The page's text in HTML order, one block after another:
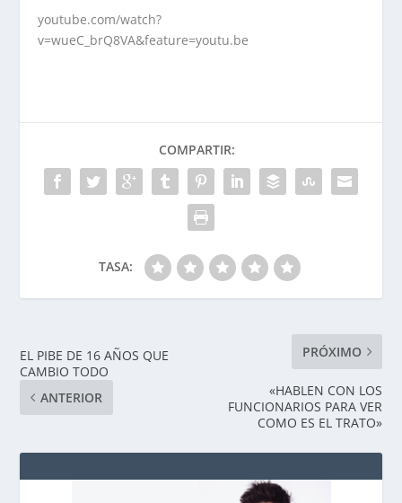
youtube.com/watch?
v=wueC_brQ8VA&feature=youtu.be
COMPARTIR:
TASA:
EL PIBE DE 16 AÑOS QUE
CAMBIO TODO
ANTERIOR
PRÓXIMO
«HABLEN CON LOS
FUNCIONARIOS PARA VER
COMO ES EL TRATO»